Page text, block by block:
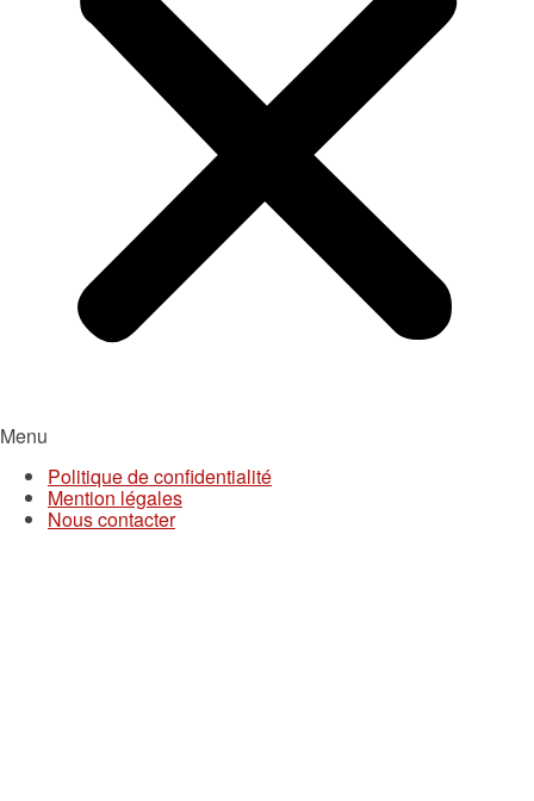
Menu
Politique de confidentialité
Mention légales
Nous contacter